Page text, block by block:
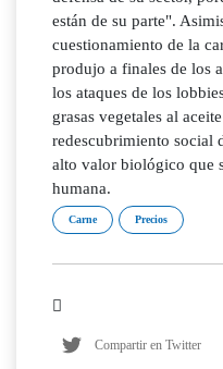
están de su parte".
cuestionamiento de la
produjo a finales de los
los ataques de los
grasas vegetales al
redescubrimiento social
alto valor biológico que
humana.
Carne Precios
Compartir en Twitter